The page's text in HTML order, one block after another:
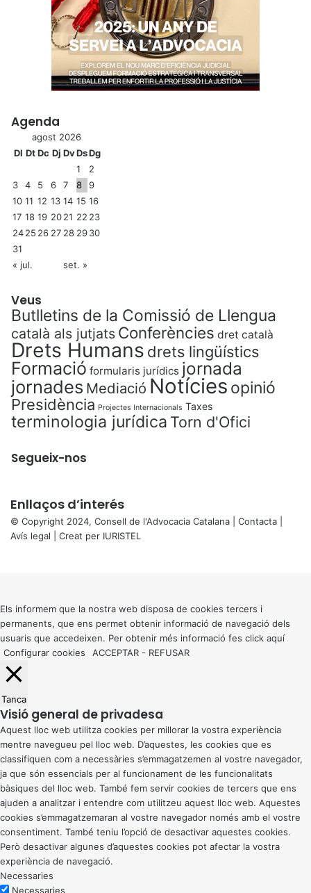
Agenda
agost 2026
Dl DtDc Dj DvDsDg
1
2
3
4 5 6 7 8
9
10 11 12 13 14 15 16
17 18 19 2021 22 23
2425 26 27 28 2930
31
« jul.
set. »
Veus
Butlletins de la Comissió de Llengua
català als jutjats Conferències dret català
Drets Humans drets lingüístics
Formació formularis jurídics jornada
jornades Mediació Notícies opinió
Presidència Projectes Internacionals Taxes
terminologia jurídica Torn d'Ofici
Segueix-nos
Enllaços d’interés
© Copyright 2024, Consell de l'Advocacia Catalana | Contacta
Avís legal | Creat per IURISTEL
button
Els informem que la nostra web disposa de cookies tercers i
permanents, que ens permet obtenir informació de navegació dels
usuaris que accedeixen. Per obtenir més informació fes click aquí
Configurar cookies
ACCEPTAR - REFUSAR
Tanca
Visió general de privadesa
Aquest lloc web utilitza cookies per millorar la vostra experiència
mentre navegueu pel lloc web. D’aquestes, les cookies que es
classifiquen com a necessàries s’emmagatzemen al vostre navegador,
ja que són essencials per al funcionament de les funcionalitats
bàsiques del lloc web. També fem servir cookies de tercers que ens
ajuden a analitzar i entendre com utilitzeu aquest lloc web. Aquestes
cookies s’emmagatzemaran al vostre navegador només amb el vostre
consentiment. També teniu l’opció de desactivar aquestes cookies.
Però desactivar algunes d’aquestes cookies pot afectar la vostra
experiència de navegació.
Necessaries
Necessaries